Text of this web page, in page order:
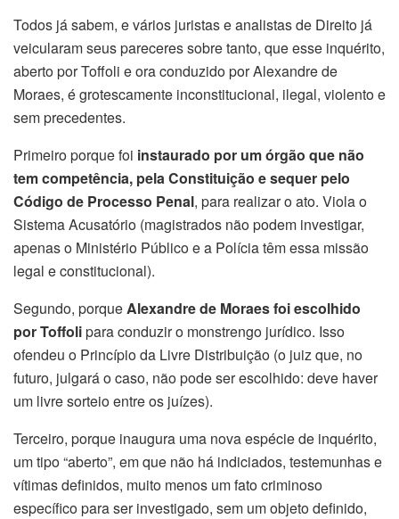
Todos já sabem, e vários juristas e analistas de Direito já
veicularam seus pareceres sobre tanto, que esse inquérito,
aberto por Toffoli e ora conduzido por Alexandre de
Moraes, é grotescamente inconstitucional, ilegal, violento e
sem precedentes.
Primeiro porque foi instaurado por um órgão que não
tem competência, pela Constituição e sequer pelo
Código de Processo Penal, para realizar o ato. Viola o
Sistema Acusatório (magistrados não podem investigar,
apenas o Ministério Público e a Polícia têm essa missão
legal e constitucional).
Segundo, porqueAlexandre de Moraes foi escolhido
por Toffolipara conduzir o monstrengo jurídico. Isso
ofendeu o Princípio da Livre Distribuição (o juiz que, no
futuro, julgará o caso, não pode ser escolhido: deve haver
um livre sorteio entre os juízes).
Terceiro, porque inaugura uma nova espécie de inquérito,
um tipo “aberto”, em que não há indiciados, testemunhas e
vítimas definidos, muito menos um fato criminoso
específico para ser investigado, sem um objeto definido,